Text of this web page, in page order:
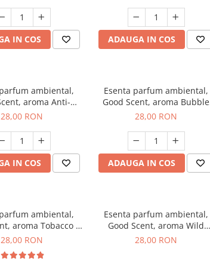
IN COS ADAUGA IN COS
ambiental,
aroma Anti-
Tobacco, 20 g
28,00 RON
IN COS
Esenta parfum ambiental,
Good Scent, aroma Bubble
Gum, 20 g
28,00 RON
ADAUGA IN COS
ambiental,
aroma Tobacco &
Vanilla, 20 g
28,00 RON
Esenta parfum ambiental,
Good Scent, aroma Wild
Sailor, 20 g
28,00 RON